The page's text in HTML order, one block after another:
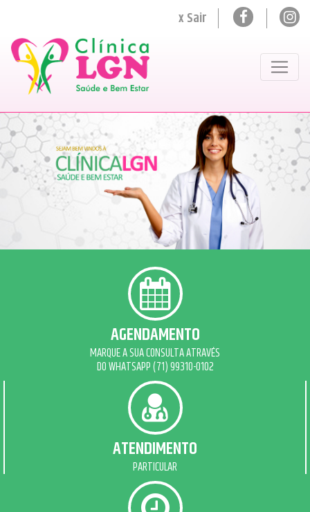
x Sair
AGENDAMENTO
MARQUE A SUA CONSULTA ATRAVÉS
DO WHATSAPP (71) 99310-0102
ATENDIMENTO
PARTICULAR